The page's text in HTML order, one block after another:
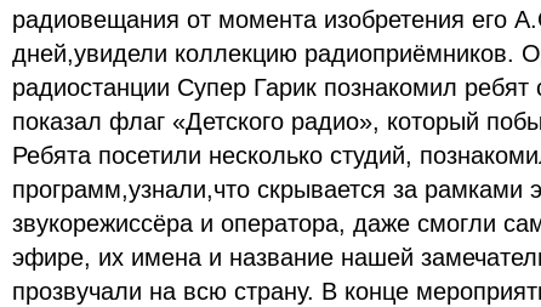
радиовещания от момента изобретения его
дней,увидели коллекцию радиоприёмников.
радиостанции Супер Гарик познакомил
показал флаг «Детского радио», который
Ребята посетили несколько студий,
программ,узнали,что скрывается за рамками
звукорежиссёра и оператора, даже смогли
эфире, их имена и название нашей
прозвучали на всю страну. В конце